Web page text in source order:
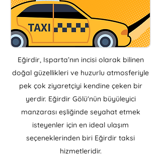
Eğirdir, Isparta’nın incisi olarak bilinen
doğal güzellikleri ve huzurlu atmosferiyle
pek çok ziyaretçiyi kendine çeken bir
yerdir. Eğirdir Gölü'nün büyüleyici
manzarası eşliğinde seyahat etmek
isteyenler için en ideal ulaşım
seçeneklerinden biri Eğirdir taksi
hizmetleridir.